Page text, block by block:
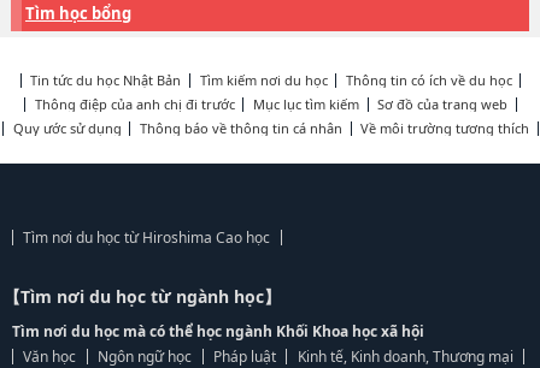
Tìm học bổng
Tin tức du học Nhật Bản Tìm kiếm nơi du học
Thông tin có ích về du học
Thông điệp của anh chị đi trước
Mục lục tìm kiếm
Sơ đồ của trang web
Quy ước sử dụng
Thông báo về thông tin cá nhân Về môi trường tương thích
Tìm nơi du học từ Hiroshima Cao học
【Tìm nơi du học từ ngành học】
Tìm nơi du học mà có thể học ngành Khối Khoa học xã hội
Văn học
Ngôn ngữ học Pháp luật
Kinh tế, Kinh doanh, Thương mại